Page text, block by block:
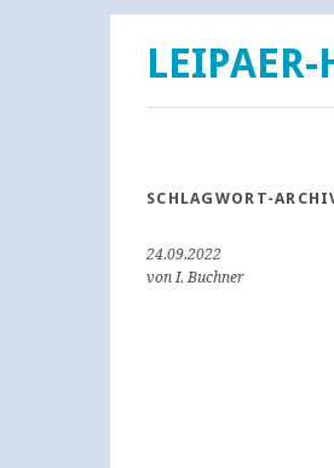
SCHLAGWORT-
24.09.2022
von I. Buchner